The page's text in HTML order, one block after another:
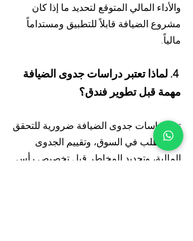
والأداء المالي المتوقع لتحديد ما إذا كان
مشروع الضيافة قابلاً للتطبيق ومستداماً
مالياً.
4. لماذا تعتبر دراسات جدوى الضيافة
مهمة قبل تطوير فندق؟
تعد دراسات جدوى الضيافة ضرورية للتحقق
من الطلب في السوق، وتقييم الجدوى
المالية، وتحديد المخاطر قبل تخصيص رأس